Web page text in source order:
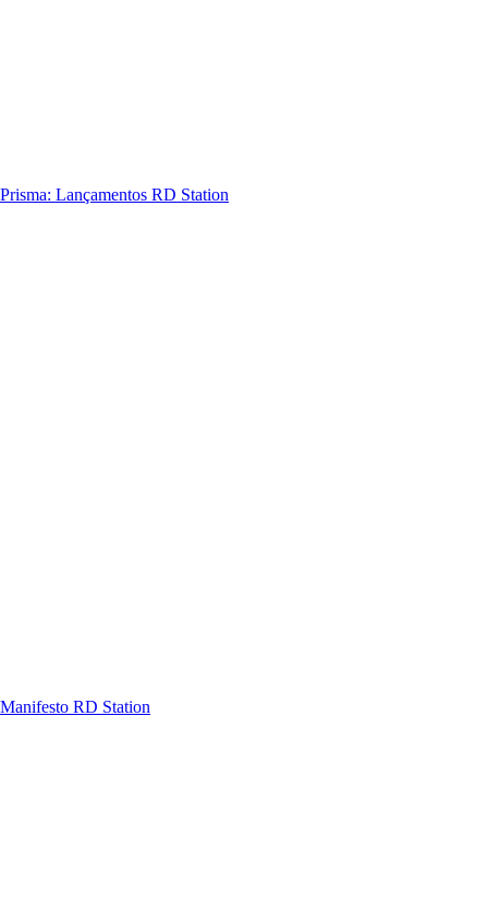
Prisma: Lançamentos RD Station
Manifesto RD Station